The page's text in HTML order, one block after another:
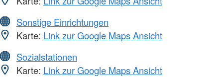
Sonstige Einrichtungen
Karte: Link zur Google Maps Ansicht
Sozialstationen
Karte: Link zur Google Maps Ansicht